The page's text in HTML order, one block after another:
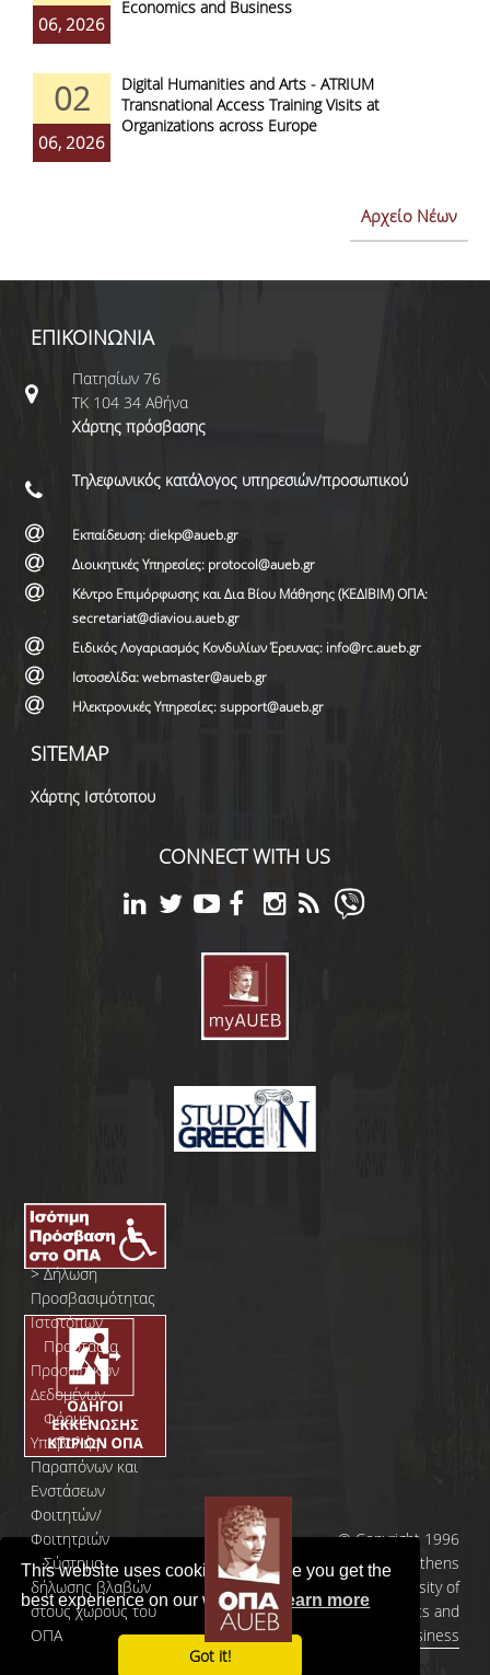
This website uses cookies to ensure you get the
best experience on our website.Learn more
Got it!
06, 2026
Economics and Business
02
06, 2026
Digital Humanities and Arts - ATRIUM
Transnational Access Training Visits at
Organizations across Europe
Αρχείο Νέων
ΕΠΙΚΟΙΝΩΝΙΑ
Πατησίων 76
ΤΚ 104 34 Αθήνα
Χάρτης πρόσβασης
Τηλεφωνικός κατάλογος υπηρεσιών/προσωπικού
Εκπαίδευση: diekp@aueb.gr
Διοικητικές Υπηρεσίες: protocol@aueb.gr
Κέντρο Επιμόρφωσης και Δια Βίου Μάθησης (ΚΕΔΙΒΙΜ) ΟΠΑ:
secretariat@diaviou.aueb.gr
Ειδικός Λογαριασμός Κονδυλίων Έρευνας: info@rc.aueb.gr
Ιστοσελίδα: webmaster@aueb.gr
Ηλεκτρονικές Υπηρεσίες: support@aueb.gr
SITEMAP
Χάρτης Ιστότοπου
CONNECT WITH US
>Δήλωση
Προσβασιμότητας
Ιστοτόπων
Προστασία
Προσωπικών
Δεδομένων
Φόρμα
Yποβολής
Παραπόνων και
Ενστάσεων
Φοιτητών/
Φοιτητριών
>Σύστημα
δήλωσης βλαβών
στους χώρους του
ΟΠΑ
© Copyright 1996
- 2026 | Athens
University of
Economics and
Business